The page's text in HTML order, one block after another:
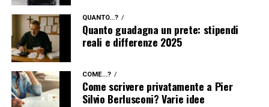
QUANTO...?
Quanto guadagna un prete: stipendi
reali e differenze 2025
COME...?
Come scrivere privatamente a Pier
Silvio Berlusconi? Varie idee